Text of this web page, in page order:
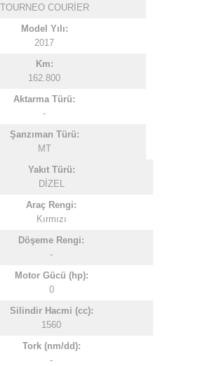
TOURNEO COURİER
Model Yılı:
2017
Km:
162.800
Aktarma Türü:
-
Şanzıman Türü:
MT
Yakıt Türü:
DİZEL
Araç Rengi:
Kırmızı
Döşeme Rengi:
-
Motor Gücü (hp):
0
Silindir Hacmi (cc):
1560
Tork (nm/dd):
-